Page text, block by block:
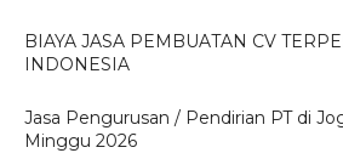
BIAYA JASA PEMBUATAN CV
INDONESIA
Jasa Pengurusan / Pendirian PT di
Minggu 2026